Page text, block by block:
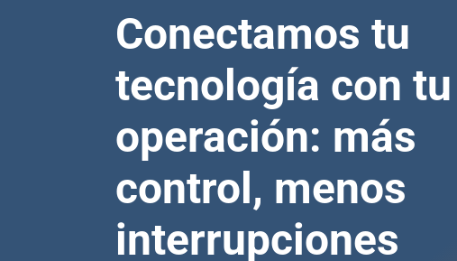
Conectamos tu
tecnología con tu
operación: más
control, menos
interrupciones